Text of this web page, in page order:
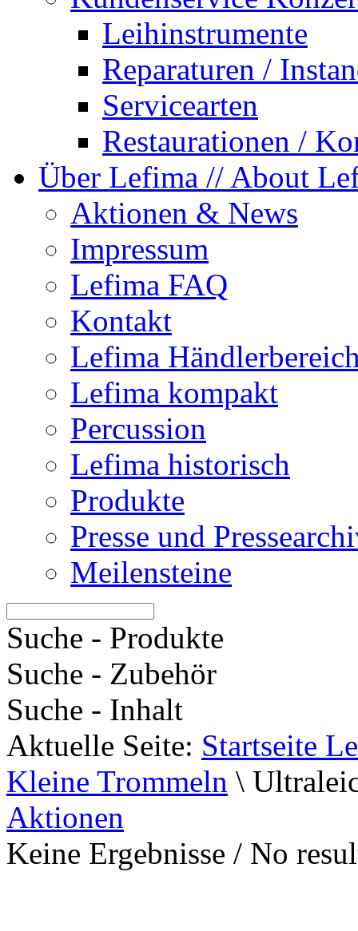
Leihinstrumente
Reparaturen /
Servicearten
Restaurationen /
Über Lefima // About
Aktionen & News
Impressum
Lefima FAQ
Kontakt
Lefima
Lefima kompakt
Percussion
Lefima historisch
Produkte
Presse und
Meilensteine
Suche - Produkte
Suche - Zubehör
Suche - Inhalt
Aktuelle Seite: Startseite
Kleine Trommeln \
Aktionen
Keine Ergebnisse / No